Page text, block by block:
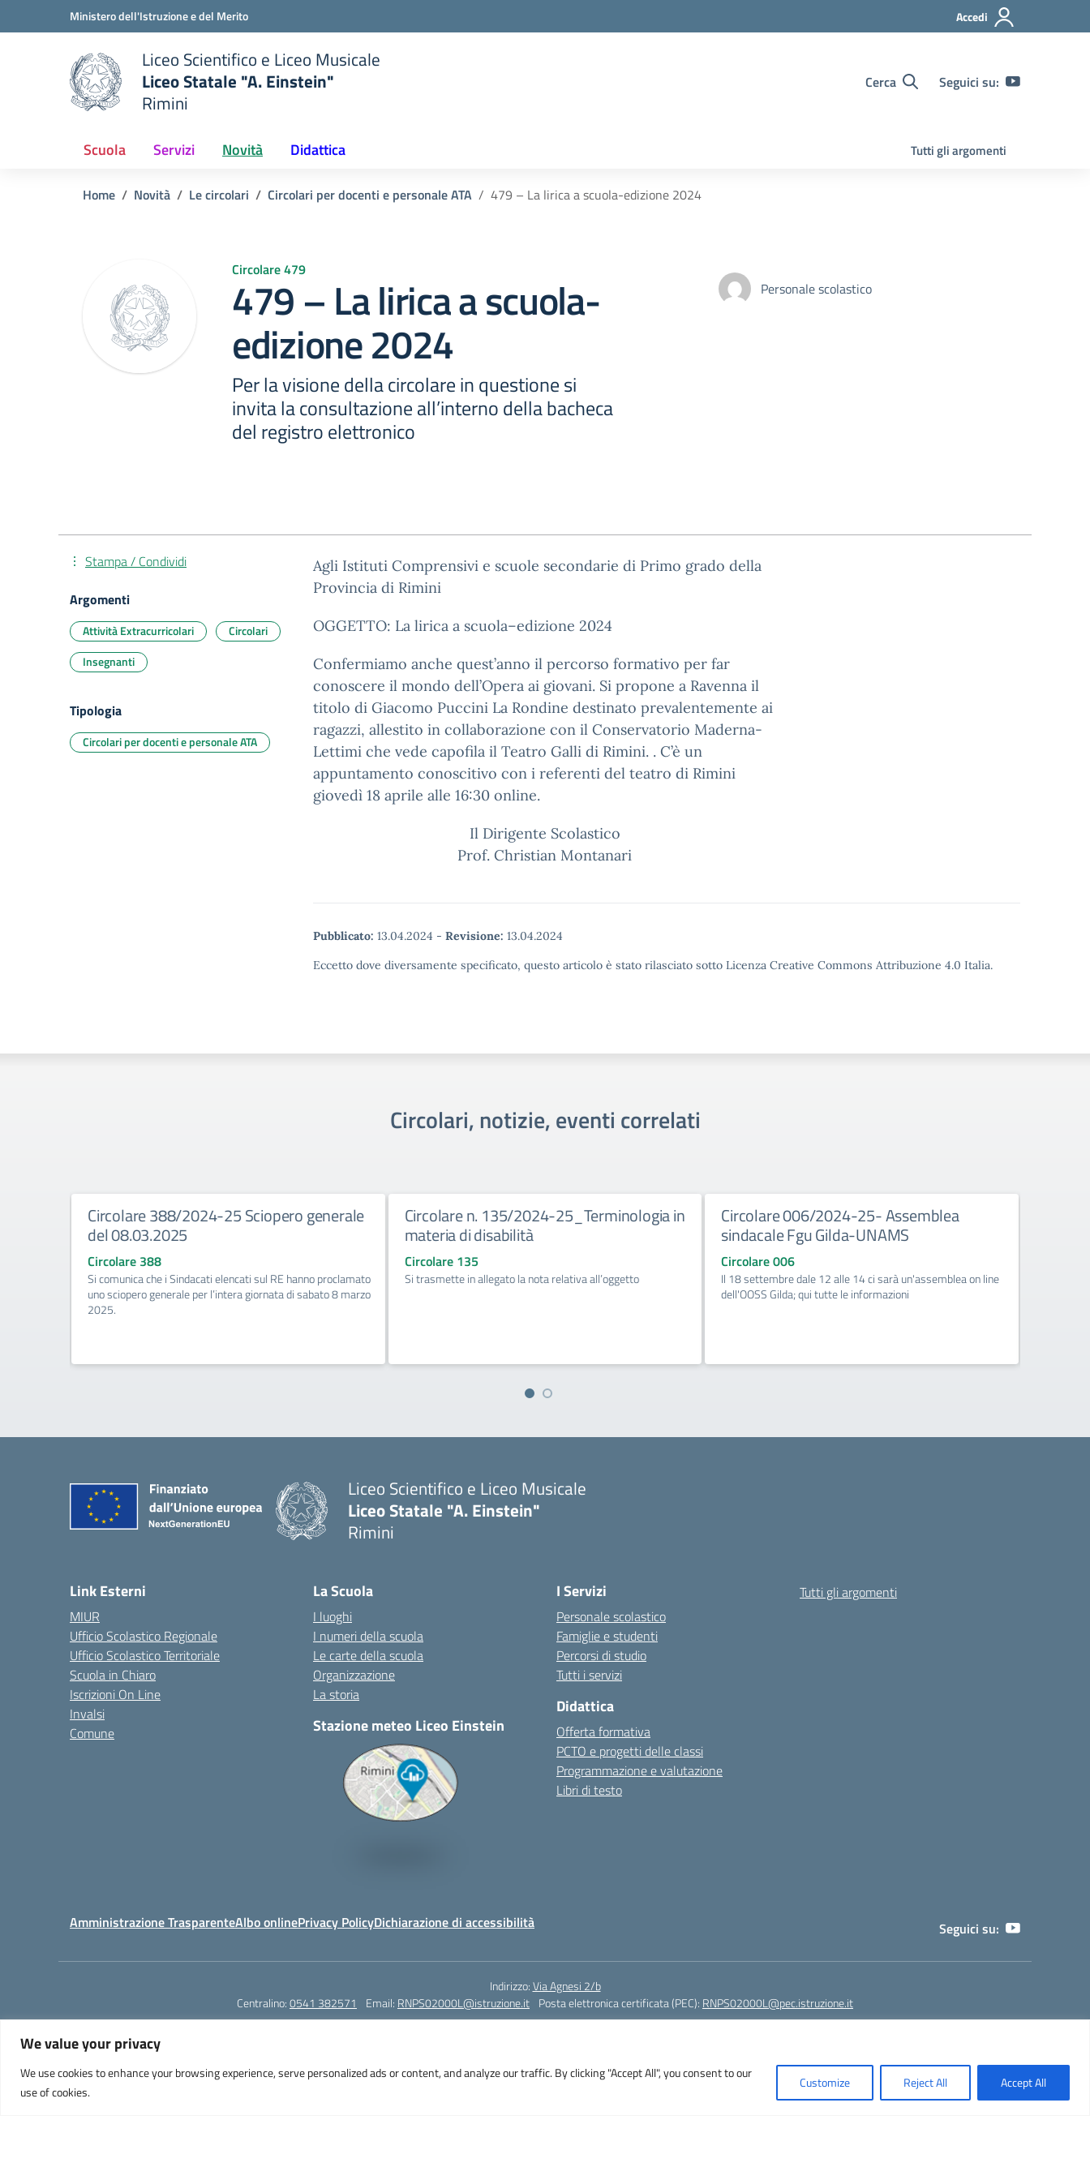
We value your privacy
We use cookies to enhance your browsing experience, serve personalized ads or content, and analyze our traffic. By clicking "Accept All", you consent to our
use of cookies.
Customize Reject All Accept All
Vai ai contenuti
Vai al menu di navigazioneMinistero dell'Istruzione e del Merito Accedi
scuola
Liceo Scientifico e Liceo Musicale
Liceo Statale "A. Einstein"
Rimini
Cerca Seguici su:
Scuola Servizi Novità Didattica Tutti gli argomenti
Home Novità Le circolari Circolari per docenti e personale ATA 479 – La lirica a scuola-edizione 2024
Circolare 479
479 – La lirica a scuola-
edizione 2024
Per la visione della circolare in questione si
invita la consultazione all’interno della bacheca
del registro elettronico
Personale scolastico
Agli Istituti Comprensivi e scuole secondarie di Primo grado della
Provincia di Rimini
OGGETTO: La lirica a scuola–edizione 2024
Confermiamo anche quest’anno il percorso formativo per far
conoscere il mondo dell’Opera ai giovani. Si propone a Ravenna il
titolo di Giacomo Puccini La Rondine destinato prevalentemente ai
ragazzi, allestito in collaborazione con il Conservatorio Maderna-
Lettimi che vede capofila il Teatro Galli di Rimini. . C’è un
appuntamento conoscitivo con i referenti del teatro di Rimini
giovedì 18 aprile alle 16:30 online.
Il Dirigente Scolastico
Prof. Christian Montanari
Pubblicato: 13.04.2024 - Revisione: 13.04.2024
Eccetto dove diversamente specificato, questo articolo è stato rilasciato sotto Licenza Creative Commons Attribuzione 4.0 Italia.
Stampa / Condividi
Argomenti
Attività Extracurricolari
Circolari
Insegnanti
Tipologia
Circolari per docenti e personale ATA
Circolari, notizie, eventi correlati
Circolare 388/2024-25 Sciopero generale
del 08.03.2025
Circolare 388
Si comunica che i Sindacati elencati sul RE hanno proclamato
uno sciopero generale per l’intera giornata di sabato 8 marzo
2025.
Circolare n. 135/2024-25_Terminologia in
materia di disabilità
Circolare 135
Si trasmette in allegato la nota relativa all’oggetto
Circolare 006/2024-25- Assemblea
sindacale Fgu Gilda-UNAMS
Circolare 006
Il 18 settembre dale 12 alle 14 ci sarà un'assemblea on line
dell'OOSS Gilda; qui tutte le informazioni
Liceo Scientifico e Liceo Musicale
Liceo Statale "A. Einstein"
Rimini
Link Esterni
MIUR
Ufficio Scolastico Regionale
Ufficio Scolastico Territoriale
Scuola in Chiaro
Iscrizioni On Line
Invalsi
Comune
La Scuola
I luoghi
I numeri della scuola
Le carte della scuola
Organizzazione
La storia
Stazione meteo Liceo Einstein
I Servizi
Personale scolastico
Famiglie e studenti
Percorsi di studio
Tutti i servizi
Didattica
Offerta formativa
PCTO e progetti delle classi
Programmazione e valutazione
Libri di testo
Tutti gli argomenti
Amministrazione TrasparenteAlbo onlinePrivacy PolicyDichiarazione di accessibilità Seguici su:
Indirizzo:Via Agnesi 2/b
Centralino:0541 382571 Email: RNPS02000L@istruzione.it Posta elettronica certificata (PEC): RNPS02000L@pec.istruzione.it
Liceo Scientifico e Musicale "A. Einstein" - Via Agnesi 2/b - 47923 Rimini - Tel. +39 0541 382571 – Fax +39 0541 381636 E-mail: RNPS02000L@istruzione.it - segreteria@liceoeinstein.it -